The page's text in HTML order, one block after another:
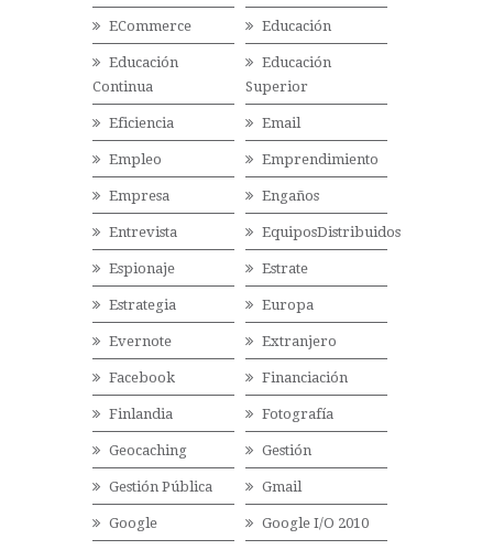
ECommerce Educación
Educación
Continua
Educación
Superior
Eficiencia Email
Empleo Emprendimiento
Empresa Engaños
Entrevista EquiposDistribuidos
Espionaje Estrate
Estrategia Europa
Evernote Extranjero
Facebook Financiación
Finlandia Fotografía
Geocaching Gestión
Gestión Pública Gmail
Google Google I/O 2010